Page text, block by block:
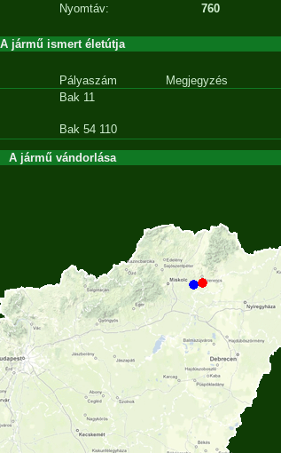
Nyomtáv: 760
A jármű ismert életútja
Pályaszám
Megjegyzés
Bak 11
Bak 54 110
A jármű vándorlása